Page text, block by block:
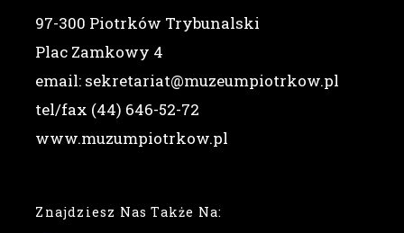
97-300 Piotrków Trybunalski
Plac Zamkowy 4
email: sekretariat@muzeumpiotrkow.pl
tel/fax (44) 646-52-72
www.muzumpiotrkow.pl
Znajdziesz Nas Także Na: